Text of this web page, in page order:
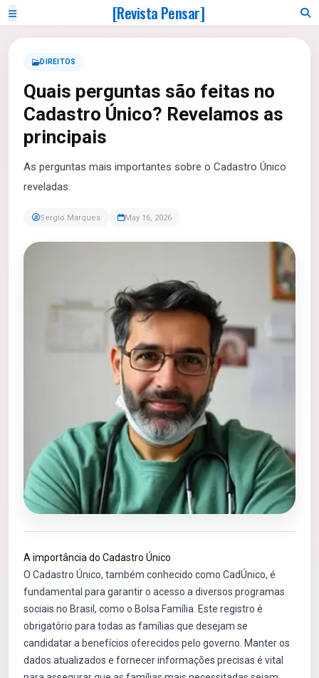
[Revista Pensar]
DIREITOS
Quais perguntas são feitas no
Cadastro Único? Revelamos as
principais
As perguntas mais importantes sobre o Cadastro Único
reveladas.
Sergio Marques May 16, 2026
A importância do Cadastro Único
O Cadastro Único, também conhecido como CadÚnico, é
fundamental para garantir o acesso a diversos programas
sociais no Brasil, como o Bolsa Família. Este registro é
obrigatório para todas as famílias que desejam se
candidatar a benefícios oferecidos pelo governo. Manter os
dados atualizados e fornecer informações precisas é vital